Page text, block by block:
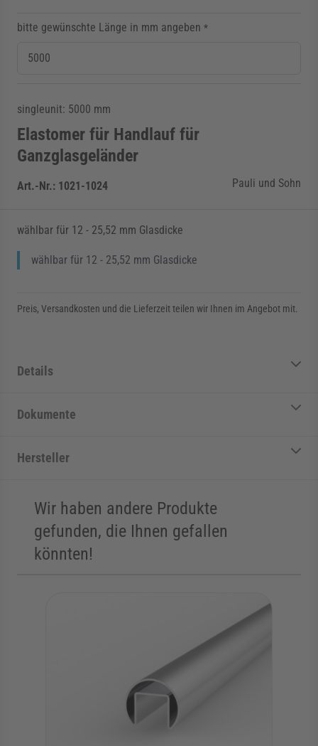
bitte gewünschte Länge in mm angeben *
singleunit: 5000 mm
Elastomer für Handlauf für
Ganzglasgeländer
Art.-Nr.: 1021-1024 Pauli und Sohn
wählbar für 12 - 25,52 mm Glasdicke
wählbar für 12 - 25,52 mm Glasdicke
Preis, Versandkosten und die Lieferzeit teilen wir Ihnen im Angebot mit.
Details
Dokumente
Hersteller
Wir haben andere Produkte
gefunden, die Ihnen gefallen
könnten!
Die Navigation durch die Elemente des Karussells ist mit der